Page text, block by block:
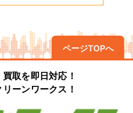
ページTOPへ
取を即日対応！
ーンワークス！